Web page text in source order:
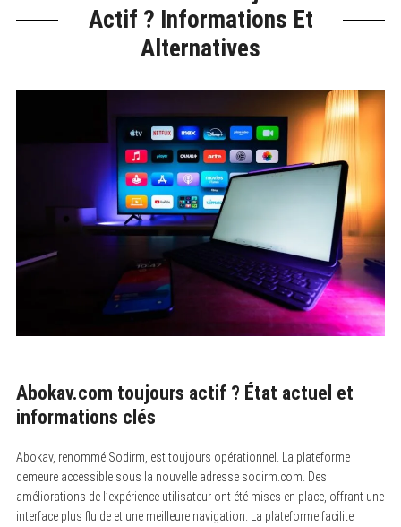
Actif ? Informations Et
Alternatives
Abokav.com toujours actif ? État actuel et
informations clés
Abokav, renommé Sodirm, est toujours opérationnel. La plateforme
demeure accessible sous la nouvelle adresse sodirm.com. Des
améliorations de l’expérience utilisateur ont été mises en place, offrant une
interface plus fluide et une meilleure navigation. La plateforme facilite